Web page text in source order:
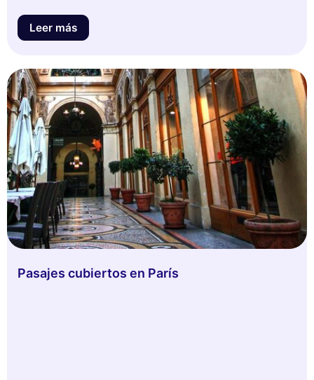
Leer más
Pasajes cubiertos en París